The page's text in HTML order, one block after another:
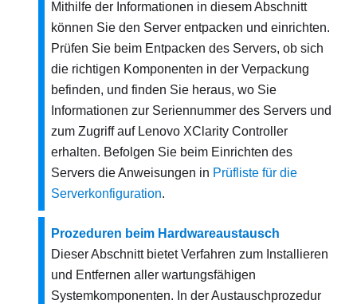
Mithilfe der Informationen in diesem Abschnitt
können Sie den Server entpacken und einrichten.
Prüfen Sie beim Entpacken des Servers, ob sich
die richtigen Komponenten in der Verpackung
befinden, und finden Sie heraus, wo Sie
Informationen zur Seriennummer des Servers und
zum Zugriff auf Lenovo XClarity Controller
erhalten. Befolgen Sie beim Einrichten des
Servers die Anweisungen in Prüfliste für die
Serverkonfiguration.
Prozeduren beim Hardwareaustausch
Dieser Abschnitt bietet Verfahren zum Installieren
und Entfernen aller wartungsfähigen
Systemkomponenten. In der Austauschprozedur